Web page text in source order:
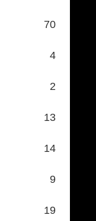
70
4
2
13
14
9
19